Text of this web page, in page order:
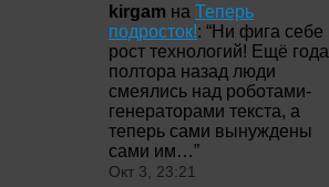
kirgam на Теперь
подросток!: “Ни фига себе
рост технологий! Ещё года
полтора назад люди
смеялись над роботами-
генераторами текста, а
теперь сами вынуждены
сами им…”
Окт 3, 23:21